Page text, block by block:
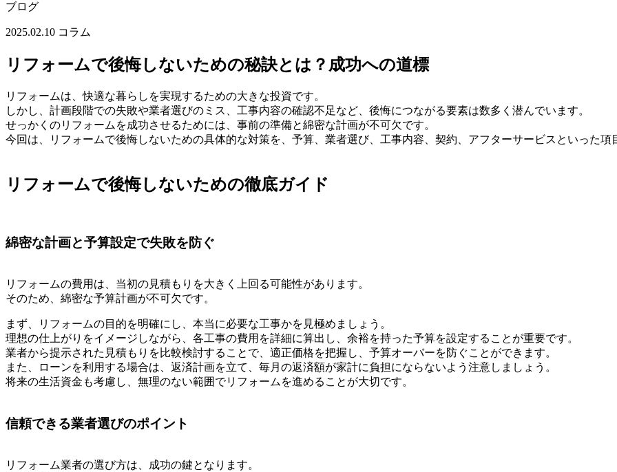
ブログ
2025.02.10 コラム
リフォームで後悔しないための秘訣とは？成功への道標
リフォームは、快適な暮らしを実現するための大きな投資です。
しかし、計画段階での失敗や業者選びのミス、工事内容の確認不足など、後悔につながる要素は数多く潜んでいます。
せっかくのリフォームを成功させるためには、事前の準備と綿密な計画が不可欠です。
今回は、リフォームで後悔しないための具体的な対策を、予算、業者選び、工事内容、契約、アフターサービスといった項
リフォームで後悔しないための徹底ガイド
綿密な計画と予算設定で失敗を防ぐ
リフォームの費用は、当初の見積もりを大きく上回る可能性があります。
そのため、綿密な予算計画が不可欠です。
まず、リフォームの目的を明確にし、本当に必要な工事かを見極めましょう。
理想の仕上がりをイメージしながら、各工事の費用を詳細に算出し、余裕を持った予算を設定することが重要です。
業者から提示された見積もりを比較検討することで、適正価格を把握し、予算オーバーを防ぐことができます。
また、ローンを利用する場合は、返済計画を立て、毎月の返済額が家計に負担にならないよう注意しましょう。
将来の生活資金も考慮し、無理のない範囲でリフォームを進めることが大切です。
信頼できる業者選びのポイント
リフォーム業者の選び方は、成功の鍵となります。